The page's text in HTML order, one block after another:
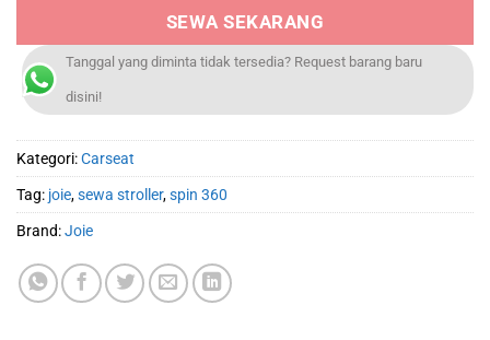
SEWA SEKARANG
Tanggal yang diminta tidak tersedia? Request barang baru
disini!
Kategori:Carseat
Tag: joie,sewa stroller,spin 360
Brand:Joie